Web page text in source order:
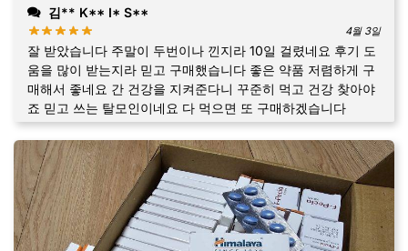
김** K** I* S**
4월 3일
잘 받았습니다 주말이 두번이나 낀지라 10일 걸렸네요 후기 도
움을 많이 받는지라 믿고 구매했습니다 좋은 약품 저렴하게 구
매해서 좋네요 간 건강을 지켜준다니 꾸준히 먹고 건강 찾아야
죠 믿고 쓰는 탈모인이네요 다 먹으면 또 구매하겠습니다